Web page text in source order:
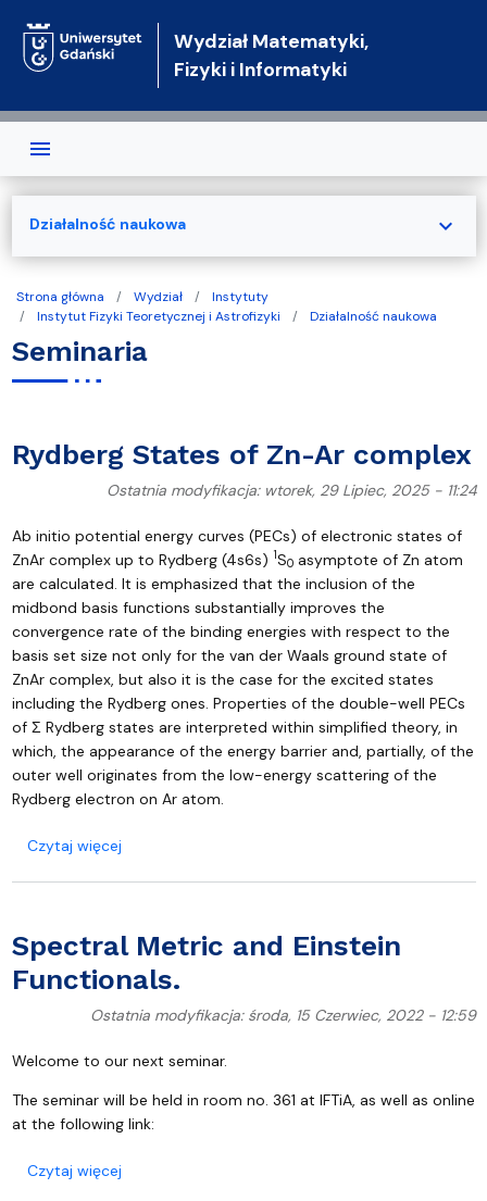
Wydział Matematyki,
Fizyki i Informatyki
Strona główna Wydział
Instytuty
Instytut Fizyki Teoretycznej i Astrofizyki
Działalność naukowa
Seminaria
Rydberg States of Zn-Ar complex
Ostatnia modyfikacja: wtorek, 29 Lipiec, 2025 - 11:24
Ab initio potential energy curves (PECs) of electronic states of
ZnAr complex up to Rydberg (4s6s) 1S0asymptote of Zn atom
are calculated. It is emphasized that the inclusion of the
midbond basis functions substantially improves the
convergence rate of the binding energies with respect to the
basis set size not only for the van der Waals ground state of
ZnAr complex, but also it is the case for the excited states
including the Rydberg ones. Properties of the double-well PECs
of Σ Rydberg states are interpreted within simplified theory, in
which, the appearance of the energy barrier and, partially, of the
outer well originates from the low-energy scattering of the
Rydberg electron on Ar atom.
Czytaj więcejo Rydberg States of Zn-Ar complex
Spectral Metric and Einstein
Functionals.
Ostatnia modyfikacja: środa, 15 Czerwiec, 2022 - 12:59
Welcome to our next seminar.
The seminar will be held in room no. 361 at IFTiA, as well as online
at the following link:
Czytaj więcejo Spectral Metric and Einstein Functionals.
Działalność naukowa expand_more